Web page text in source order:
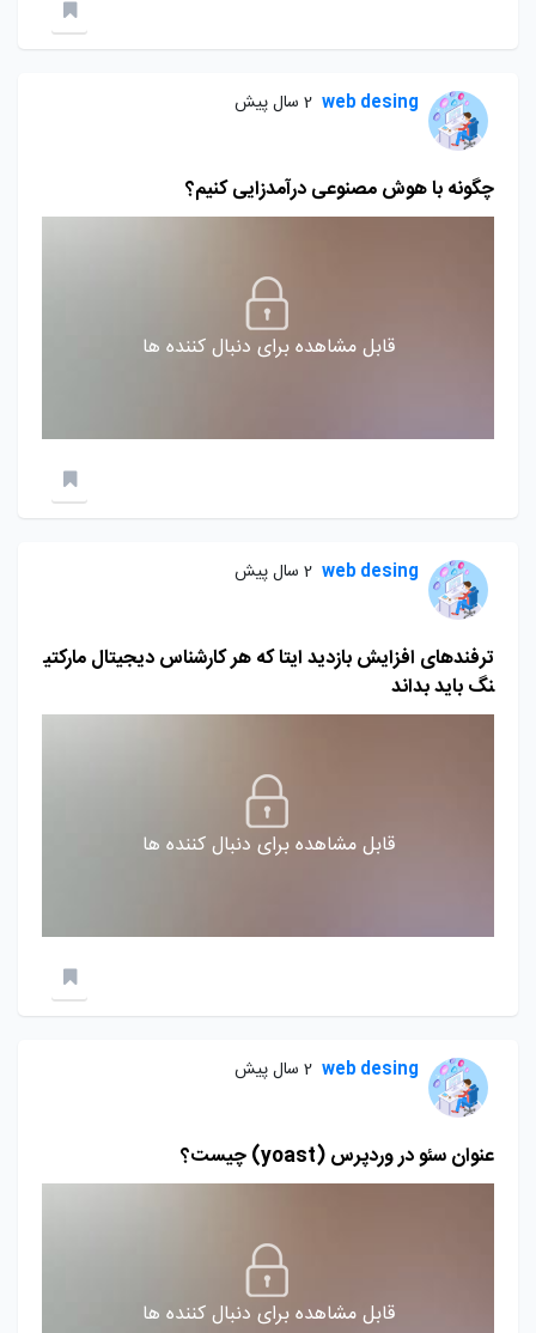
web desing 2 سال پیش
چگونه با هوش مصنوعی درآمدزایی کنیم؟
قابل مشاهده برای دنبال کننده ها
web desing 2 سال پیش
ترفندهای افزایش بازدید ایتا که هر کارشناس دیجیتال مارکتی
نگ باید بداند
قابل مشاهده برای دنبال کننده ها
web desing 2 سال پیش
عنوان سئو در وردپرس (yoast) چیست؟
قابل مشاهده برای دنبال کننده ها